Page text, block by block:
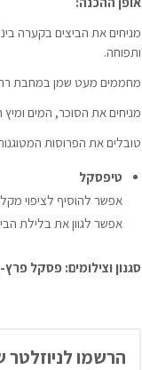
מניחים את הביצים בקערה
ותפוחה.
מחממים מעט שמן במחבת
מניחים את הסוכר, המים ומיץ
טובלים את הפרוסות
טיפסקל
אפשר להוסיף לציפוי
אפשר לגוון את בלילת
סגנון וצילומים: פסקל פרץ-
הרשמו